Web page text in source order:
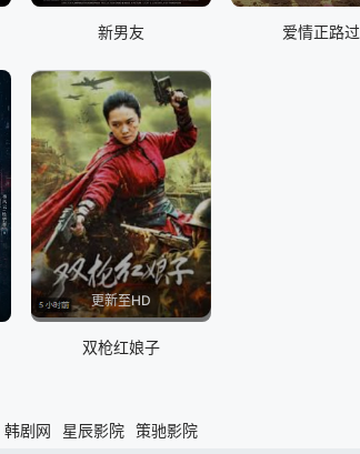
新男友 爱情正路过
更新至HD
双枪红娘子
韩剧网 星辰影院 策驰影院